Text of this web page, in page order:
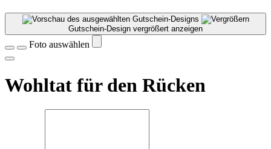
Gutschein-Design vergrößert anzeigen
Foto auswählen
Wohltat für den Rücken